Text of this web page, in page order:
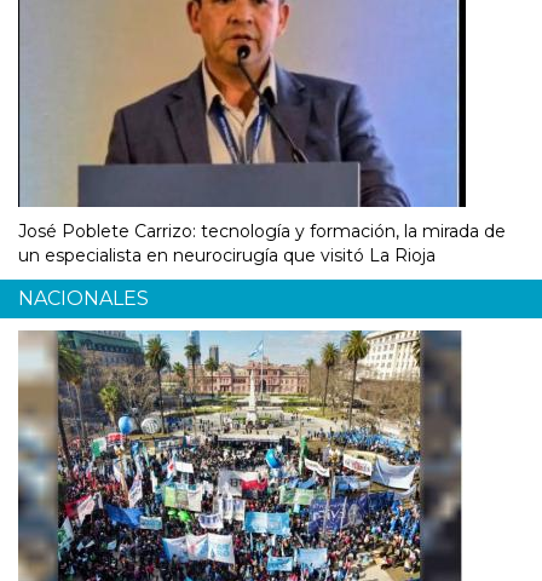
José Poblete Carrizo: tecnología y formación, la mirada de
un especialista en neurocirugía que visitó La Rioja
NACIONALES